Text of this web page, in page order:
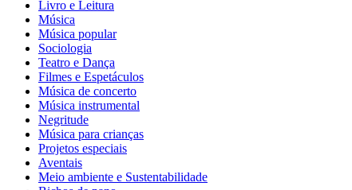
Livro e Leitura
Música
Música popular
Sociologia
Teatro e Dança
Filmes e Espetáculos
Música de concerto
Música instrumental
Negritude
Música para crianças
Projetos especiais
Aventais
Meio ambiente e Sustentabilidade